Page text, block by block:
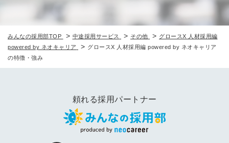
みんなの採用部TOP > 中途採用サービス > その他 > グロースX 人材採用編
powered by ネオキャリア
> グロースX 人材採用編 powered by ネオキャリア
の特徴・強み
頼れる採用パートナー